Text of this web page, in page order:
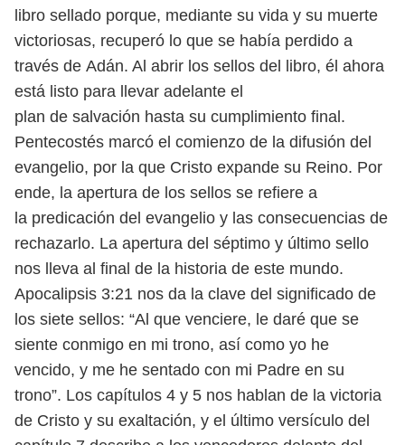
libro sellado porque, mediante su vida y su muerte
victoriosas, recuperó lo que se había perdido a
través de Adán. Al abrir los sellos del libro, él ahora
está listo para llevar adelante el
plan de salvación hasta su cumplimiento final.
Pentecostés marcó el comienzo de la difusión del
evangelio, por la que Cristo expande su Reino. Por
ende, la apertura de los sellos se refiere a
la predicación del evangelio y las consecuencias de
rechazarlo. La apertura del séptimo y último sello
nos lleva al final de la historia de este mundo.
Apocalipsis 3:21 nos da la clave del significado de
los siete sellos: “Al que venciere, le daré que se
siente conmigo en mi trono, así como yo he
vencido, y me he sentado con mi Padre en su
trono”. Los capítulos 4 y 5 nos hablan de la victoria
de Cristo y su exaltación, y el último versículo del